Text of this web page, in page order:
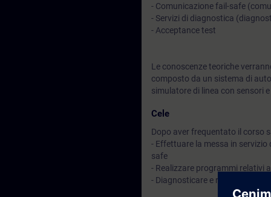
- Comunicazione fail-safe
- Servizi di diagnostica
- Acceptance test
Le conoscenze teoriche
composto da un sistema di
simulatore di linea con sensori
Cele
Dopo aver frequentato il corso
- Effettuare la messa in servizio
safe
- Realizzare programmi relativi
- Diagnosticare e risolvere